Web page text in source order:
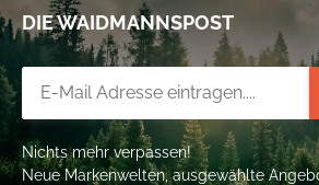
DIE WAIDMANNSPOST
Nichts mehr verpassen!
Neue Markenwelten, ausgewählte